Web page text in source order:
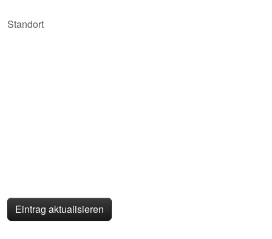
Standort
Eintrag aktualisieren